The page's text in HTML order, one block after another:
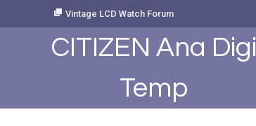
Vintage LCD Watch Forum
CITIZEN Ana Digi
Temp